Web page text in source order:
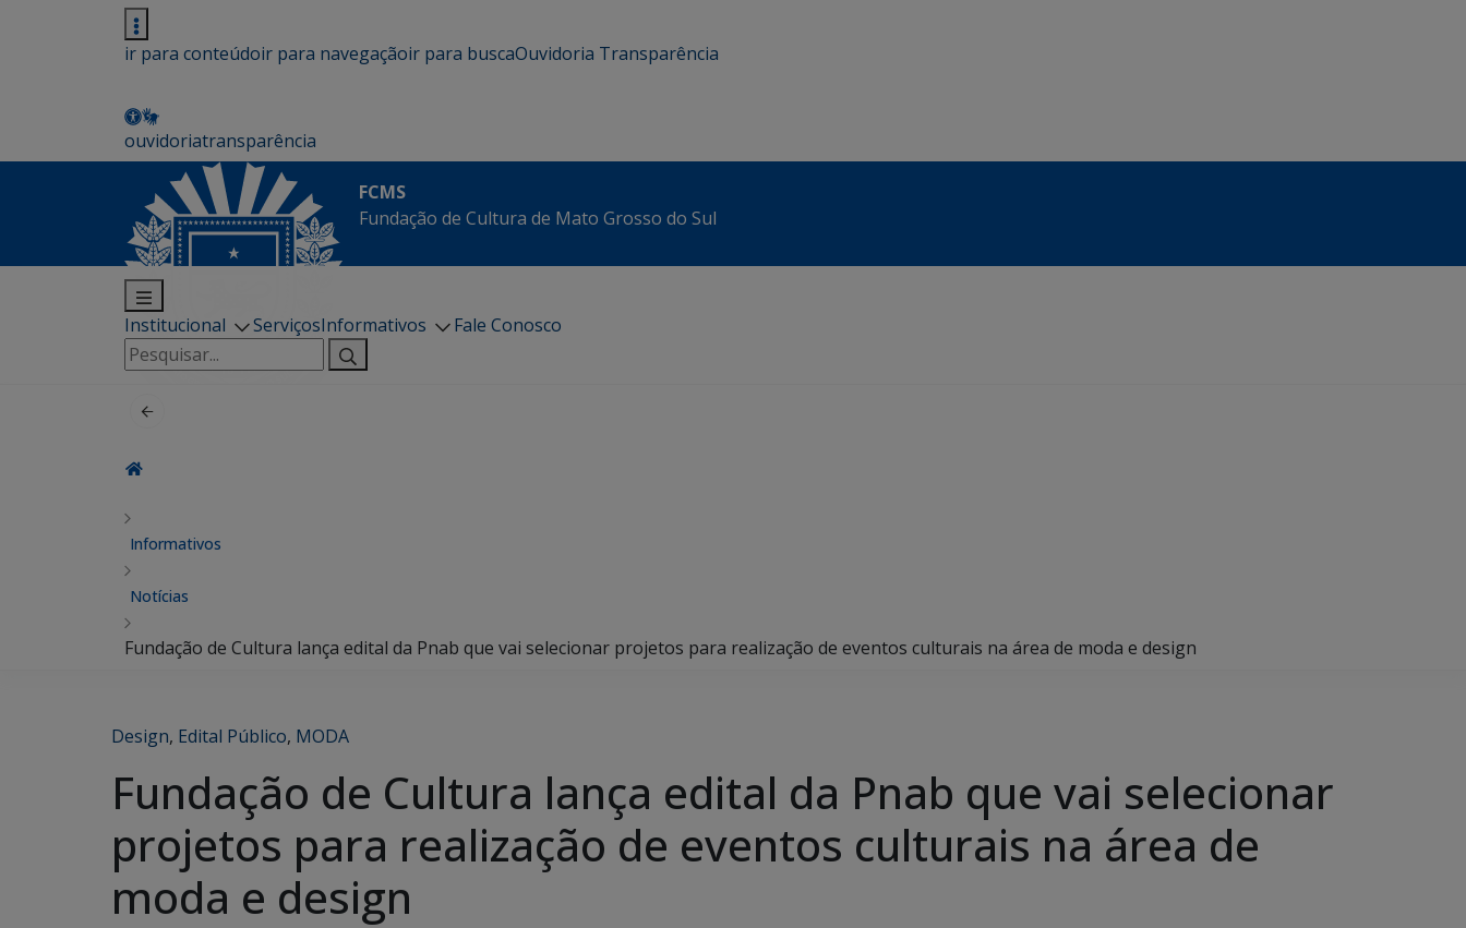
ir para conteúdoir para navegaçãoir para buscaOuvidoria Transparência
ouvidoriatransparência
FCMS
Fundação de Cultura de Mato Grosso do Sul
Institucional ServiçosInformativos
Fale Conosco
Pesquisar
por:
Informativos
Notícias
Fundação de Cultura lança edital da Pnab que vai selecionar projetos para realização de eventos culturais na área de moda e design
Design, Edital Público, MODA
Fundação de Cultura lança edital da Pnab que vai selecionar
projetos para realização de eventos culturais na área de
moda e design